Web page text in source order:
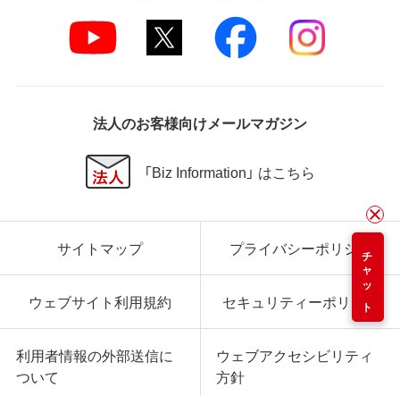
チャット
法人のお客様向けメールマガジン
「Biz Information」 はこちら
サイトマップ プライバシーポリシー
ウェブサイト利用規約 セキュリティーポリシー
利用者情報の外部送信に
ついて
ウェブアクセシビリティ
方針